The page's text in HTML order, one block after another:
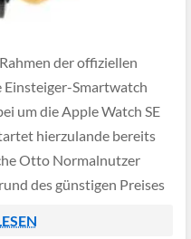
der offiziellen
Einsteiger-Smartwatch
um die Apple Watch SE
hierzulande bereits
Otto Normalnutzer
des günstigen Preises